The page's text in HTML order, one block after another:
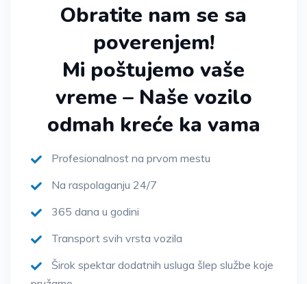
Obratite nam se sa
poverenjem!
Mi poštujemo vaše
vreme – Naše vozilo
odmah kreće ka vama
Profesionalnost na prvom mestu
Na raspolaganju 24/7
365 dana u godini
Transport svih vrsta vozila
Širok spektar dodatnih usluga šlep službe koje